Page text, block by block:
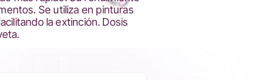
Se utiliza en pinturas
la extinción. Dosis